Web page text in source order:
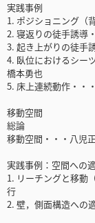
実践事例
1. ポジショニング（
2. 寝返りの徒手誘導
3. 起き上がりの徒手
4. 臥位におけるシー
橋本勇也
5. 床上連続動作・・
移動空間
総論
移動空間・・・八児
実践事例：空間への
1. リーチングと移動
行
2. 壁，側面構造への